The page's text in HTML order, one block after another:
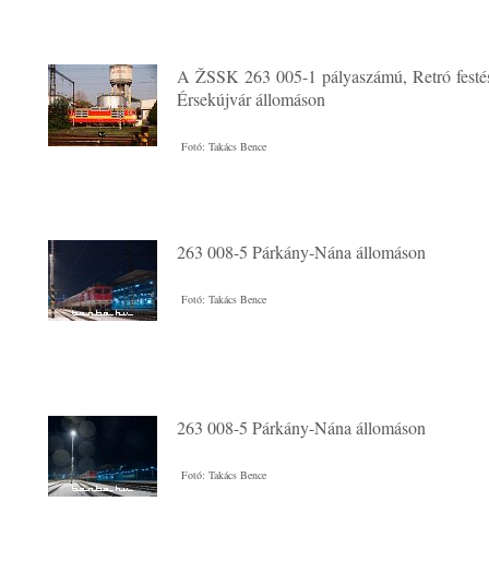
A ŽSSK 263 005-1 pályaszámú, Retró
Érsekújvár állomáson
Fotó: Takács Bence
263 008-5 Párkány-Nána állomáson
Fotó: Takács Bence
263 008-5 Párkány-Nána állomáson
Fotó: Takács Bence